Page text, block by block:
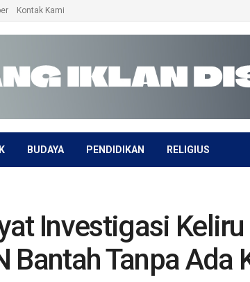
Kontak Kami
BUDAYA PENDIDIKAN RELIGIUS
Investigasi
Bantah Tanpa Ada